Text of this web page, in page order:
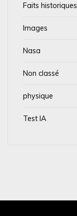
Faits historiques
Images
Nasa
Non classé
physique
Test IA